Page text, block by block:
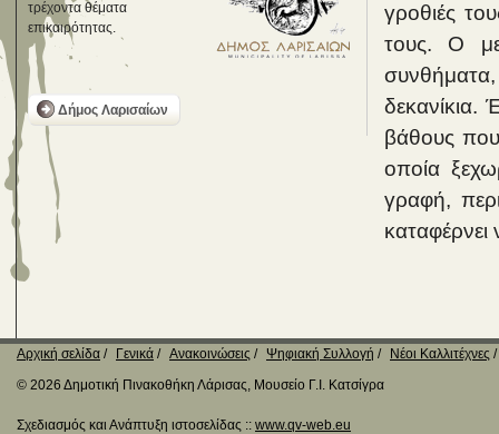
τρέχοντα θέματα
επικαιρότητας.
Δήμος Λαρισαίων
γροθιές
τους. Ο
βάθους
οποία
γραφή,
Αρχική σελίδα Γενικά Ανακοινώσεις Ψηφιακή Συλλογή
Νέοι Καλλιτέχνες
© 2026 Δημοτική Πινακοθήκη Λάρισας, Μουσείο Γ.Ι. Κατσίγρα
Σχεδιασμός και Ανάπτυξη ιστοσελίδας :: www.qv-web.eu